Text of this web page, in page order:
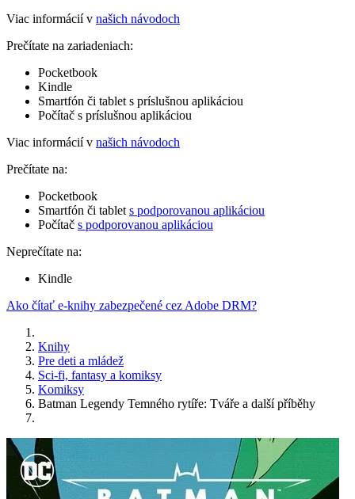
Viac informácií v našich návodoch
Prečítate na zariadeniach:
Pocketbook
Kindle
Smartfón či tablet s príslušnou aplikáciou
Počítač s príslušnou aplikáciou
Viac informácií v našich návodoch
Prečítate na:
Pocketbook
Smartfón či tablet s podporovanou aplikáciou
Počítač s podporovanou aplikáciou
Neprečítate na:
Kindle
Ako čítať e-knihy zabezpečené cez Adobe DRM?
Knihy
Pre deti a mládež
Sci-fi, fantasy a komiksy
Komiksy
Batman Legendy Temného rytíře: Tváře a další příběhy